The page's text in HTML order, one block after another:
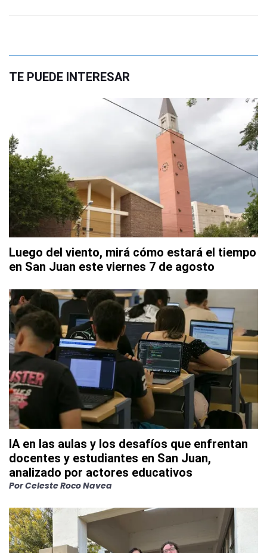
TE PUEDE INTERESAR
Luego del viento, mirá cómo estará el tiempo
en San Juan este viernes 7 de agosto
IA en las aulas y los desafíos que enfrentan
docentes y estudiantes en San Juan,
analizado por actores educativos
PorCeleste Roco Navea